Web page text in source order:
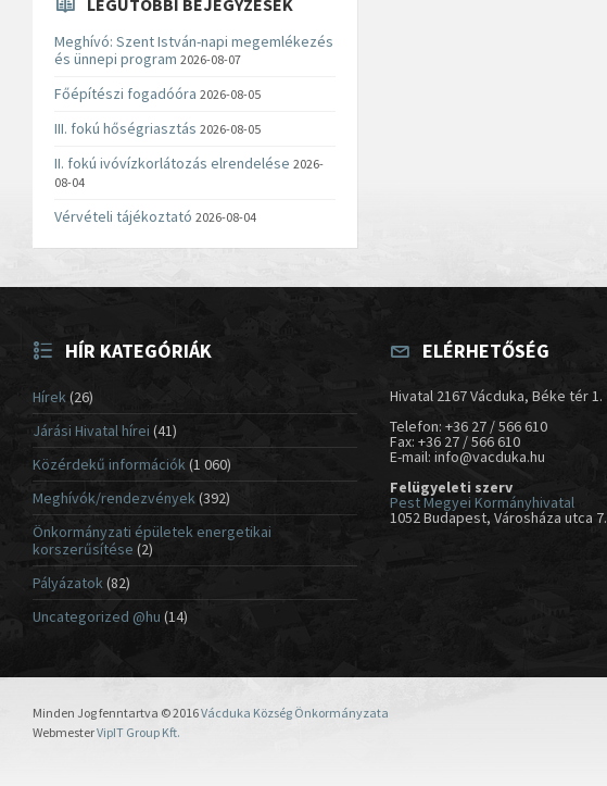
LEGUTÓBBI BEJEGYZÉSEK
Meghívó: Szent István-napi megemlékezés
és ünnepi program 2026-08-07
Főépítészi fogadóóra 2026-08-05
III. fokú hőségriasztás 2026-08-05
II. fokú ivóvízkorlátozás elrendelése 2026-
08-04
Vérvételi tájékoztató 2026-08-04
HÍR KATEGÓRIÁK
Hírek (26)
Járási Hivatal hírei (41)
Közérdekű információk(1 060)
Meghívók/rendezvények(392)
Önkormányzati épületek energetikai
korszerűsítése (2)
Pályázatok(82)
Uncategorized @hu (14)
ELÉRHETŐSÉG
Hivatal 2167 Vácduka, Béke tér 1.
Telefon: +36 27 / 566 610
Fax: +36 27 / 566 610
E-mail: info@vacduka.hu
Felügyeleti szerv
Pest Megyei Kormányhivatal
1052 Budapest, Városháza utca 7.
Minden Jog fenntartva © 2016Vácduka Község Önkormányzata
WebmesterVipIT Group Kft.